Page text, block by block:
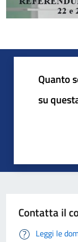
Quanto
su
Contatta il
Leggi le